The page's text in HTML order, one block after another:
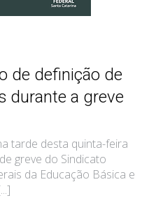
de definição de
durante a greve
tarde desta quinta-feira
greve do Sindicato
da Educação Básica e